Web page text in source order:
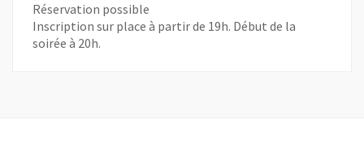
Réservation possible
Inscription sur place à partir de 19h. Début de la
soirée à 20h.